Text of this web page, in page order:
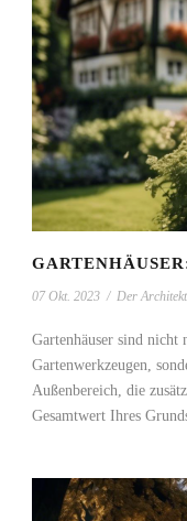
07 Okt. 2023 / Der Architekt
Gartenhäuser sind
Gartenwerkzeugen,
Außenbereich, die
Gesamtwert Ihres